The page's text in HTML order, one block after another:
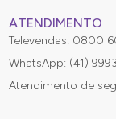
o sono, e
mais
ATENDIMENTO
Televendas: 0800
WhatsApp: (41)
Atendimento de